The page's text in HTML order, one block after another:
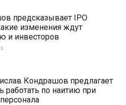
предсказывает IPO
изменения ждут
и инвесторов
Кондрашов предлагает
работать по наитию при